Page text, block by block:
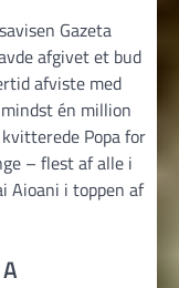
Gazeta
afgivet et bud
afviste med
én million
Popa for
– flest af alle i
Aioani i toppen af